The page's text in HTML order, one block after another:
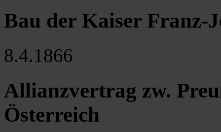
Bau der Kaiser Franz-
8.4.1866
Allianzvertrag zw.
Österreich